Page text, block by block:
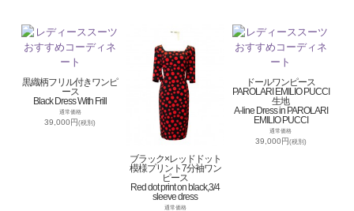
黒織柄フリル付きワンピ
ース
Black Dress With Frill
通常価格
39,000円(税別)
ブラック×レッドドット
模様プリント7分袖ワン
ピース
Red dot print on black,3/4
sleeve dress
通常価格
ドールワンピース
PAROLARI EMILIO PUCCI
生地
A-line Dress in PAROLARI
EMILIO PUCCI
通常価格
39,000円 (税別)